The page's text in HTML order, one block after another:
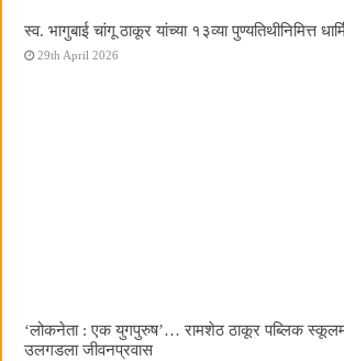
स्व. भागुबाई चांगू ठाकूर यांच्या १३व्या पुण्यतिथीनिमित्त
29th April 2026
‌‘लोकनेता : एक युगपुरुष‌’… रामशेठ ठाकूर पब्लिक स्कूलमध्ये
उलगडला जीवनप्रवास